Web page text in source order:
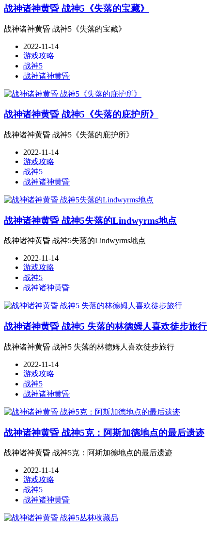
战神诸神黄昏 战神5《失落的宝藏》
战神诸神黄昏 战神5《失落的宝藏》
2022-11-14
游戏攻略
战神5
战神诸神黄昏
战神诸神黄昏 战神5《失落的庇护所》
战神诸神黄昏 战神5《失落的庇护所》
2022-11-14
游戏攻略
战神5
战神诸神黄昏
战神诸神黄昏 战神5失落的Lindwyrms地点
战神诸神黄昏 战神5失落的Lindwyrms地点
2022-11-14
游戏攻略
战神5
战神诸神黄昏
战神诸神黄昏 战神5 失落的林德姆人喜欢徒步旅行
战神诸神黄昏 战神5 失落的林德姆人喜欢徒步旅行
2022-11-14
游戏攻略
战神5
战神诸神黄昏
战神诸神黄昏 战神5克：阿斯加德地点的最后遗迹
战神诸神黄昏 战神5克：阿斯加德地点的最后遗迹
2022-11-14
游戏攻略
战神5
战神诸神黄昏